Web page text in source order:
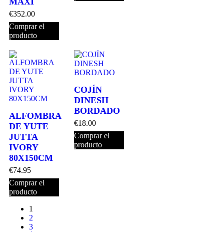
€352.00
Comprar el
producto
ALFOMBRA
DE YUTE
JUTTA
IVORY
80X150CM
€74.95
Comprar el
producto
COJÍN
DINESH
BORDADO
€18.00
Comprar el
producto
1
2
3